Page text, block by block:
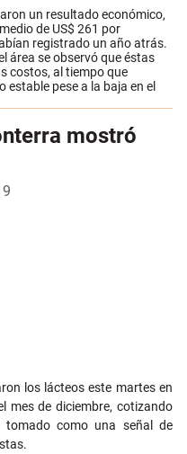
un resultado económico,
de US$ 261 por
registrado un año atrás.
área se observó que éstas
costos, al tiempo que
pese a la baja en el
mostró
los lácteos este martes en
mes de diciembre, cotizando
tomado como una señal de